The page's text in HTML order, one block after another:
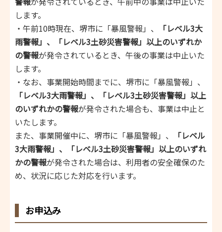
します。
・午前10時現在、堺市に「暴風警報」、
「レベル3大
雨警報」、「レベル3土砂災害警報」以上のいずれか
の警報が発令されているとき、午後の事業は中止いた
します。
・なお、事業開始時間までに、堺市に「暴風警報」、
「レベル3大雨警報」、「レベル3土砂災害警報」以上
のいずれかの警報が発令された場合も、事業は中止と
いたします。
また、事業開催中に、堺市に「暴風警報」、
「レベル
3大雨警報」、「レベル3土砂災害警報」以上のいずれ
かの警報が発令された場合は、利用者の安全確保のた
め、状況に応じた対応を行います。
お申込み